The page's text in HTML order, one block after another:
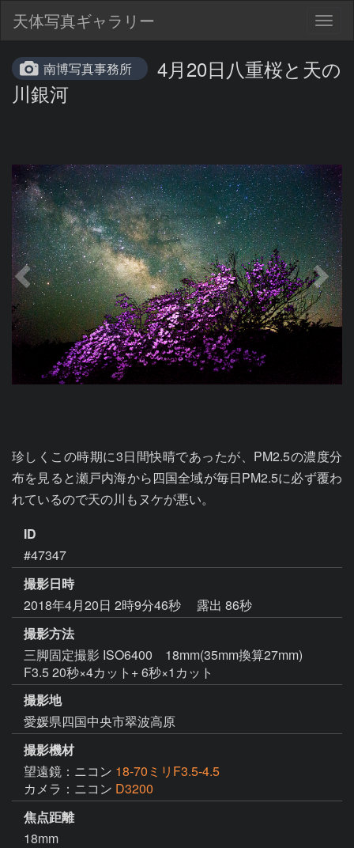
天体写真ギャラリー
南博写真事務所
4月20日八重桜と天の
川銀河
珍しくこの時期に3日間快晴であったが、PM2.5の濃度分
布を見ると瀬戸内海から四国全域が毎日PM2.5に必ず覆わ
れているので天の川もヌケが悪い。
ID
#47347
撮影日時
2018年4月20日 2時9分46秒
露出 86秒
撮影方法
三脚固定撮影 ISO6400 18mm(35mm換算27mm)
F3.5 20秒×4カット+ 6秒×1カット
撮影地
愛媛県四国中央市翠波高原
撮影機材
望遠鏡：ニコン 18-70ミリF3.5-4.5
カメラ：ニコン D3200
焦点距離
18mm